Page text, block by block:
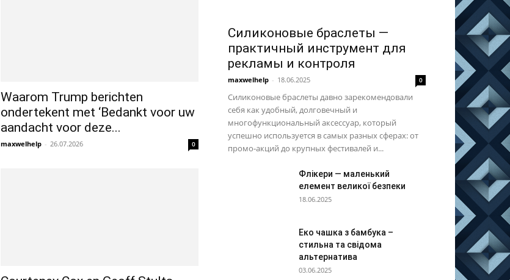
Waarom Trump berichten
ondertekent met ‘Bedankt voor uw
aandacht voor deze...
maxwelhelp - 26.07.2026 0
Силиконовые браслеты —
практичный инструмент для
рекламы и контроля
maxwelhelp - 18.06.2025 0
Силиконовые браслеты давно зарекомендовали
себя как удобный, долговечный и
многофункциональный аксессуар, который
успешно используется в самых разных сферах: от
промо-акций до крупных фестивалей и...
Флікери — маленький
елемент великої безпеки
18.06.2025
Еко чашка з бамбука –
стильна та свідома
альтернатива
03.06.2025